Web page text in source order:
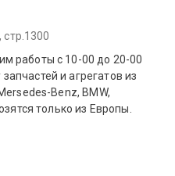
работы с 10-00 до 20-00
и агрегатов из
Benz, BMW,